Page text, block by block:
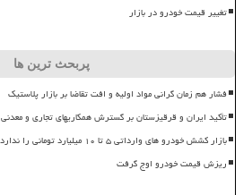
تغییر قیمت خودرو در بازار
پربحث ترین ها
فشار هم زمان گرانی مواد اولیه و افت تقاضا بر بازار پلاستیک
تأکید ایران و قرقیزستان بر گسترش همکاریهای تجاری و معدنی
بازار کشش خودرو های وارداتی ۵ تا ۱۰ میلیارد تومانی را ندارد
ریزش قیمت خودرو اوج گرفت